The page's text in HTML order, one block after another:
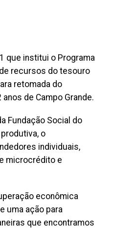
que institui o Programa
recursos do tesouro
retomada do
de Campo Grande.
Fundação Social do
o
individuais,
microcrédito e
econômica
uma ação para
que encontramos